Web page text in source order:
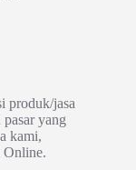
produk/jasa
yang
kami,
Online.